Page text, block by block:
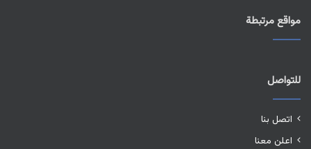
مواقع مرتبطة
للتواصل
اتصل بنا
اعلن معنا